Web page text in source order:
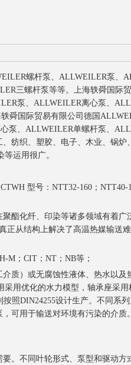
螺杆泵、ALLWEILER泵、
三螺杆泵等等。上海轶舜国际
泵、ALLWEILER离心泵、
舜国际贸易有限公司德国
泵、ALLWEILER单螺杆泵、
纺织、塑胶、电子、木业、锅炉
等运用很广。
型号：NTT32-160；NTT40-
酯化纤、印染等诸多领域有着广
正从结构上解决了高温热媒输送
M；CIT；NT；NB等；
质）或无腐蚀性液体、热水以及
用优化的水力模型，轴承座采用
照DIN24255设计生产。不同系
可用于输送对环境有污染的介质
。不同叶轮形式、泵型和驱动方